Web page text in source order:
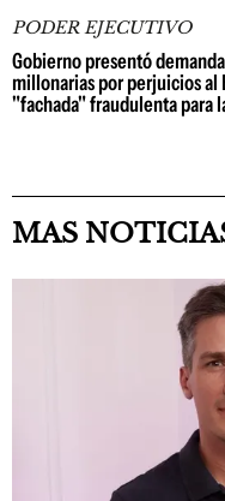
PODER EJECUTIVO
Gobierno presentó
millonarias por perjuicios al
"fachada" fraudulenta para
MAS